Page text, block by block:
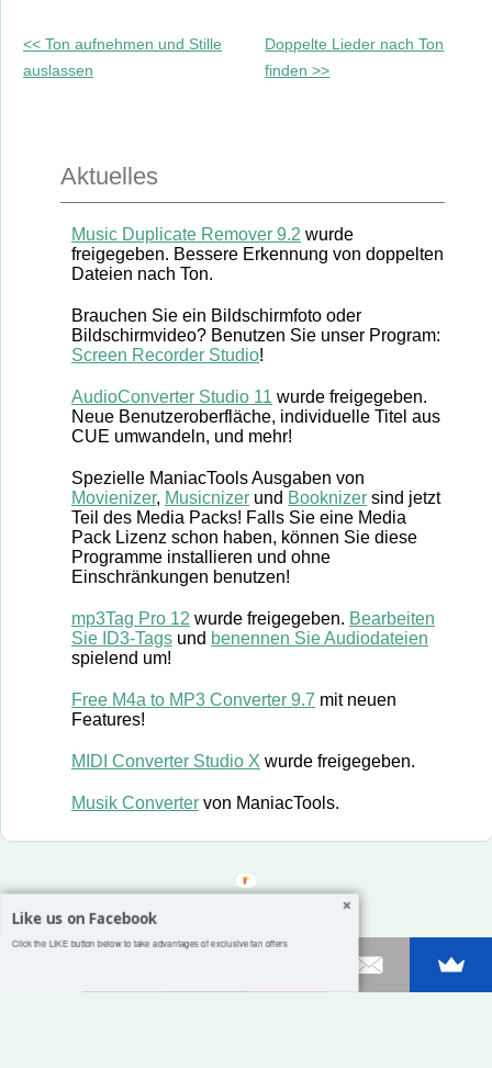
Doppelte Lieder nach Ton
finden >>
<< Ton aufnehmen und Stille
auslassen
Aktuelles
Music Duplicate Remover 9.2 wurde
freigegeben. Bessere Erkennung von doppelten
Dateien nach Ton.
Brauchen Sie ein Bildschirmfoto oder
Bildschirmvideo? Benutzen Sie unser Program:
Screen Recorder Studio!
AudioConverter Studio 11 wurde freigegeben.
Neue Benutzeroberfläche, individuelle Titel aus
CUE umwandeln, und mehr!
Spezielle ManiacTools Ausgaben von
Movienizer, Musicnizer und Booknizer sind jetzt
Teil des Media Packs! Falls Sie eine Media
Pack Lizenz schon haben, können Sie diese
Programme installieren und ohne
Einschränkungen benutzen!
mp3Tag Pro 12 wurde freigegeben. Bearbeiten
Sie ID3-Tags und benennen Sie Audiodateien
spielend um!
Free M4a to MP3 Converter 9.7 mit neuen
Features!
MIDI Converter Studio X wurde freigegeben.
Musik Converter von ManiacTools.
Like us on Facebook
Click the LIKE button below to take advantages of exclusive fan offers